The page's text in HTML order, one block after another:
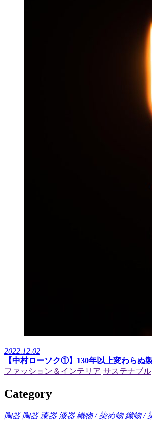
2022.12.02
【中村ローソク①】130年以上変わらぬ
ファッション＆インテリア サステナブル
Category
陶器 陶器 漆器 漆器 織物 / 染め物 織物 /